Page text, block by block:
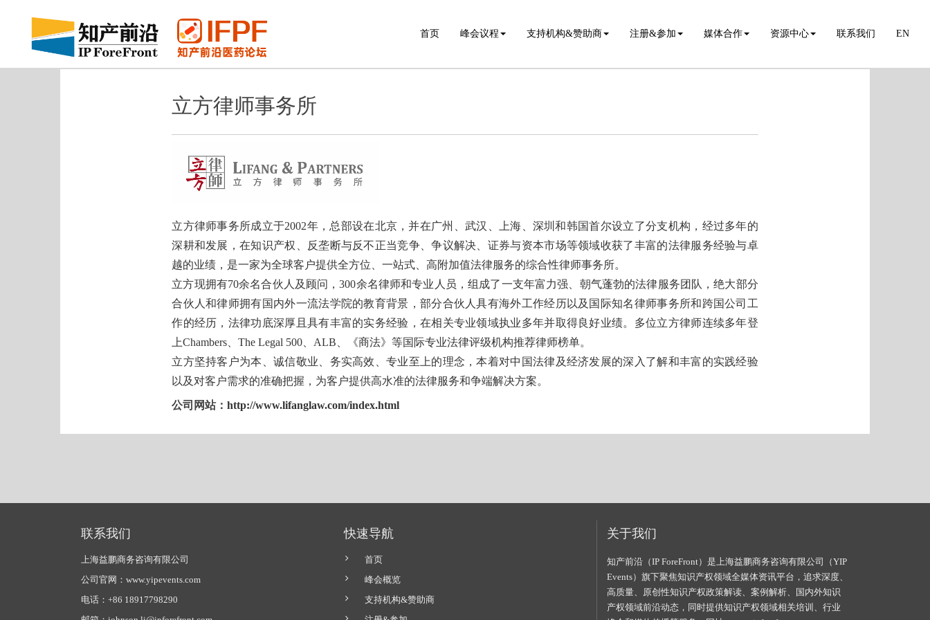
首页 峰会议程 支持机构&赞助商 注册&参加 媒体合作 资源中心 联系我们 EN
立方律师事务所
立方律师事务所成立于2002年，总部设在北京，并在广州、武汉、上海、深圳和韩国首尔设立了分支机构，经过多年的
深耕和发展，在知识产权、反垄断与反不正当竞争、争议解决、证券与资本市场等领域收获了丰富的法律服务经验与卓
越的业绩，是一家为全球客户提供全方位、一站式、高附加值法律服务的综合性律师事务所。
立方现拥有70余名合伙人及顾问，300余名律师和专业人员，组成了一支年富力强、朝气蓬勃的法律服务团队，绝大部分
合伙人和律师拥有国内外一流法学院的教育背景，部分合伙人具有海外工作经历以及国际知名律师事务所和跨国公司工
作的经历，法律功底深厚且具有丰富的实务经验，在相关专业领域执业多年并取得良好业绩。多位立方律师连续多年登
上Chambers、The Legal 500、ALB、《商法》等国际专业法律评级机构推荐律师榜单。
立方坚持客户为本、诚信敬业、务实高效、专业至上的理念，本着对中国法律及经济发展的深入了解和丰富的实践经验
以及对客户需求的准确把握，为客户提供高水准的法律服务和争端解决方案。
公司网站：http://www.lifanglaw.com/index.html
联系我们
上海益鹏商务咨询有限公司
公司官网：www.yipevents.com
电话：+86 18917798290
快速导航
首页
峰会概览
支持机构&赞助商
关于我们
知产前沿（IP ForeFront）是上海益鹏商务咨询有限公司（YIP
Events）旗下聚焦知识产权领域全媒体资讯平台，追求深度、
高质量、原创性知识产权政策解读、案例解析、国内外知识
产权领域前沿动态，同时提供知识产权领域相关培训、行业